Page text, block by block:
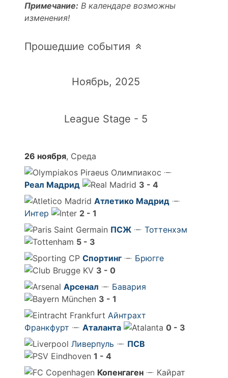
Примечание: В календаре возможны
изменения!
Прошедшие события
Ноябрь, 2025
League Stage - 5
26 ноября, Среда
Олимпиакос
Реал Мадрид
3 - 4
Атлетико Мадрид
Интер
2 - 1
ПСЖ
Тоттенхэм
5 - 3
Спортинг
Брюгге
3 - 0
Арсенал
Бавария
3 - 1
Айнтрахт
Франкфурт
Аталанта
0 - 3
Ливерпуль
ПСВ
1 - 4
Копенгаген
Кайрат